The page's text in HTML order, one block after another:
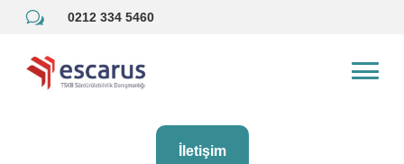
w 0212 334 5460
İletişim